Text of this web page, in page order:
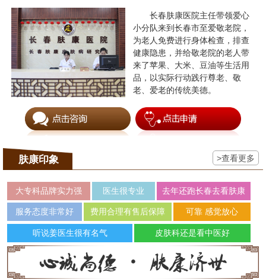
长春肤康医院主任带领爱心
小分队来到长春市至爱敬老院，
为老人免费进行身体检查，排查
健康隐患，并给敬老院的老人带
来了苹果、大米、豆油等生活用
品，以实际行动践行尊老、敬
老、爱老的传统美德。
肤康印象 >查看更多
大专科品牌实力强 医生很专业 去年还跑长春去看肤康
服务态度非常好 费用合理有售后保障 可靠 感觉放心
听说姜医生很有名气 皮肤科还是看中医好